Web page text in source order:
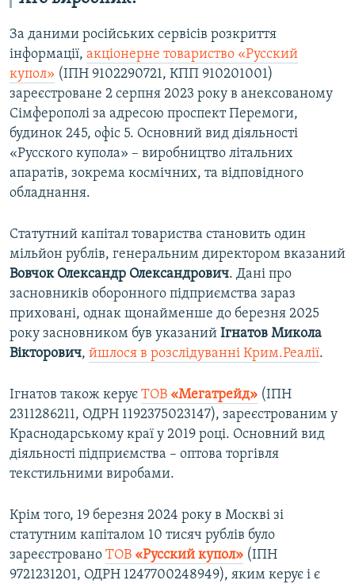
За даними російських сервісів розкриття
інформації, акціонерне товариство «Русский
купол» (ІПН 9102290721, КПП 910201001)
зареєстроване 2 серпня 2023 року в анексованому
Сімферополі за адресою проспект Перемоги,
будинок 245, офіс 5. Основний вид діяльності
«Русского купола» – виробництво літальних
апаратів, зокрема космічних, та відповідного
обладнання.
Статутний капітал товариства становить один
мільйон рублів, генеральним директором вказаний
Вовчок Олександр Олександрович. Дані про
засновників оборонного підприємства зараз
приховані, однак щонайменше до березня 2025
року засновником був указаний Ігнатов Микола
Вікторович, йшлося в розслідуванні Крим.Реалії.
Ігнатов також керує ТОВ «Мегатрейд» (ІПН
2311286211, ОДРН 1192375023147), зареєстрованим у
Краснодарському краї у 2019 році. Основний вид
діяльності підприємства – оптова торгівля
текстильними виробами.
Крім того, 19 березня 2024 року в Москві зі
статутним капіталом 10 тисяч рублів було
зареєстровано ТОВ «Русский купол» (ІПН
9721231201, ОДРН 1247700248949), яким керує і є